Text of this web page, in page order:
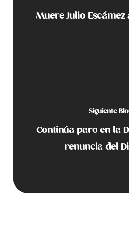
Muere Julio Escámez
Siguiente
Continúa paro en la
renuncia del